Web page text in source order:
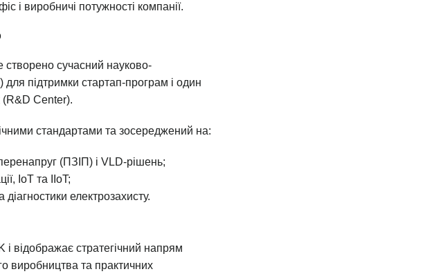
і виробничі потужності компанії.
створено сучасний науково-
підтримки стартап-програм і один
(R&D Center).
стандартами та зосереджений на:
(ПЗІП) і VLD-рішень;
IoT та IIoT;
електрозахисту.
відображає стратегічний напрям
виробництва та практичних